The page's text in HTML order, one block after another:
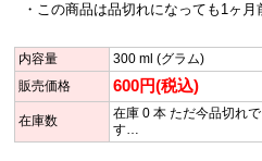
・この商品は品切れになっても1ヶ
内容量 300 ml (グラム)
販売価格 600円(税込)
在庫数
在庫 0 本 ただ今品切れで
す…